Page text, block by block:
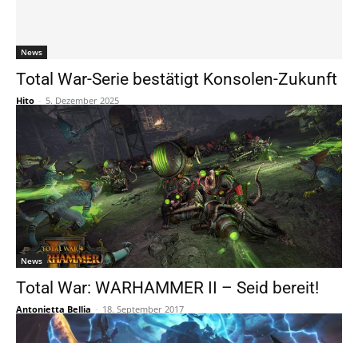
News
Total War-Serie bestätigt Konsolen-Zukunft
Hito - 5. Dezember 2025
News
Total War: WARHAMMER II – Seid bereit!
Antonietta Bellia - 18. September 2017